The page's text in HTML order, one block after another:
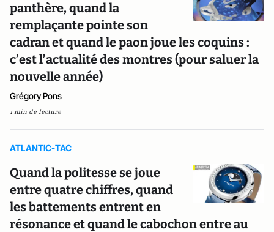
panthère, quand la
remplaçante pointe son
cadran et quand le paon joue les coquins :
c’est l’actualité des montres (pour saluer la
nouvelle année)
Grégory Pons
1 min de lecture
ATLANTIC-TAC
Quand la politesse se joue
entre quatre chiffres, quand
les battements entrent en
résonance et quand le cabochon entre au